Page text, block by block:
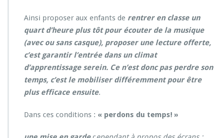
Ainsi proposer aux enfants de rentrer en classe un
quart d’heure plus tôt pour écouter de la musique
(avec ou sans casque), proposer une lecture offerte,
c’est garantir l’entrée dans un climat
d’apprentissage serein. Ce n’est donc pas perdre son
temps, c’est le mobiliser différemment pour être
plus efficace ensuite.
Dans ces conditions : « perdons du temps! »